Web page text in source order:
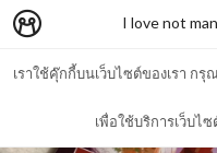
เราใช้คุ๊กกี้บนเว็บไซต์ของเรา ก
เพื่อใช้บริการเว็บไซ